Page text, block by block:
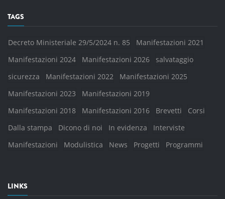
TAGS
Decreto Ministeriale 29/5/2024 n. 85
Manifestazioni 2021
Manifestazioni 2024
Manifestazioni 2026
salvataggio
sicurezza
Manifestazioni 2022
Manifestazioni 2025
Manifestazioni 2023
Manifestazioni 2019
Manifestazioni 2018
Manifestazioni 2016 Brevetti
Corsi
Dalla stampa
Dicono di noi In evidenza
Interviste
Manifestazioni
Modulistica News Progetti Programmi
LINKS